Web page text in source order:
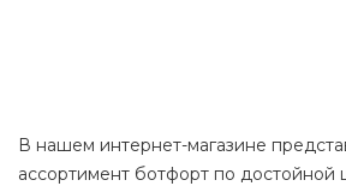
В нашем интернет-магазине
ассортимент ботфорт по достойной